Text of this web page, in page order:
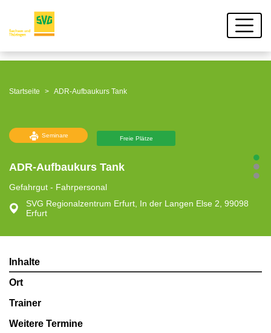
Startseite ADR-Aufbaukurs Tank
Seminare Freie Plätze
ADR-Aufbaukurs Tank
Gefahrgut - Fahrpersonal
SVG Regionalzentrum Erfurt, In der Langen Else 2, 99098
Erfurt
Inhalte
Ort
Trainer
Weitere Termine